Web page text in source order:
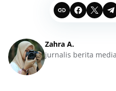
Zahra A.
jurnalis berita